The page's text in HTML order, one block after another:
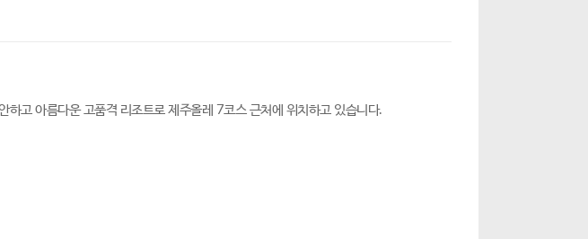
고 아름다운 고품격 리조트로 제주올레 7코스 근처에 위치하고 있습니다.